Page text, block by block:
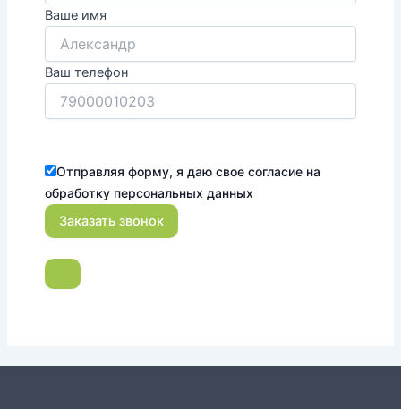
Ваше имя
Ваш телефон
Отправляя форму, я даю свое согласие на
обработку персональных данных